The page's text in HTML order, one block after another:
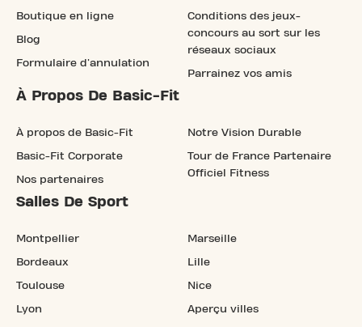
Boutique en ligne
Blog
Formulaire d'annulation
Conditions des jeux-
concours au sort sur les
réseaux sociaux
Parrainez vos amis
À Propos De Basic-Fit
À propos de Basic-Fit
Basic-Fit Corporate
Nos partenaires
Notre Vision Durable
Tour de France Partenaire
Officiel Fitness
Salles De Sport
Montpellier
Bordeaux
Toulouse
Lyon
Marseille
Lille
Nice
Aperçu villes